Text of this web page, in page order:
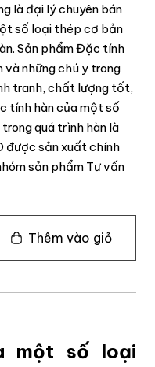
là đại lý chuyên bán
số loại thép cơ bản
Sản phẩm Đặc tính
những chú y trong
tranh, chất lượng tốt,
tính hàn của một số
quá trình hàn là
được sản xuất chính
sản phẩm Tư vấn
Thêm vào giỏ
một số loại